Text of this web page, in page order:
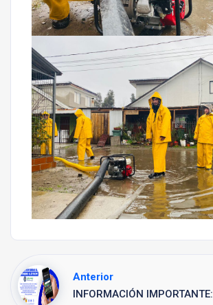
Anterior
INFORMACIÓN IMPORTANTE: